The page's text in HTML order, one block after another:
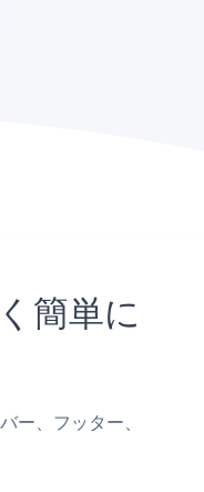
簡単に
、フッター、